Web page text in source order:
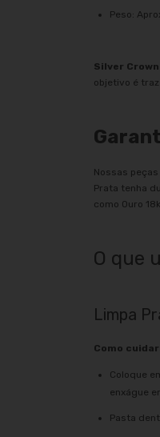
Peso:
Silver Crown
objetivo é
Nossas
Prata tenha
como Ouro
O que
Limpa
Como
Coloque
enxágue
Pasta